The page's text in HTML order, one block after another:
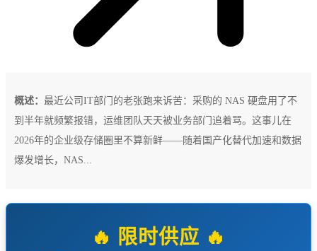
概述： 最近公司IT部门的老张跑来诉苦：采购的 NAS 硬盘用了不
到半年就频繁报错，运维团队天天被业务部门追着骂。这事儿在
2026年的企业级存储圈里不算新鲜——随着国产化替代加速和数据
爆发增长，NAS...
🔥 限时供应 🔥